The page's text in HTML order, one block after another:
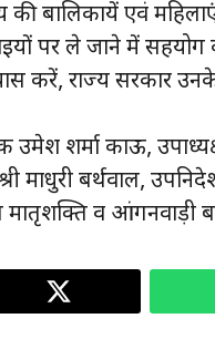
की बालिकायें एवं
पर ले जाने में
करें, राज्य सरकार
उमेश शर्मा काऊ,
माधुरी बर्थवाल,
मातृशक्ति व आंगनवाड़ी